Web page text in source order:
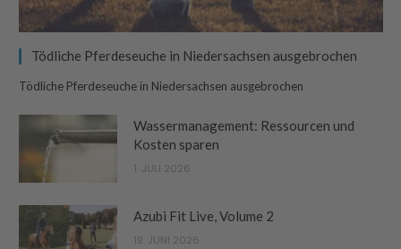
Tödliche Pferdeseuche in Niedersachsen ausgebrochen
Tödliche Pferdeseuche in Niedersachsen ausgebrochen
Wassermanagement: Ressourcen und
Kosten sparen
1. JULI 2026
Azubi Fit Live, Volume 2
19. JUNI 2026